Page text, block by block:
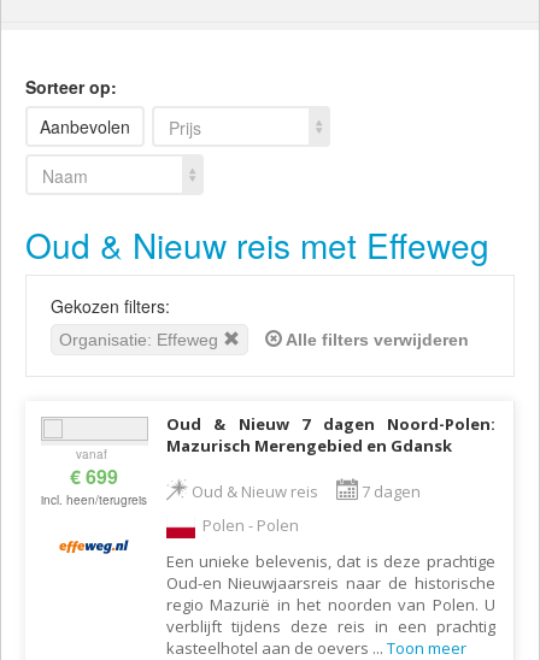
Sorteer op:
Aanbevolen
Prijs
Naam
Oud & Nieuw reis met Effeweg
Gekozen filters:
Organisatie: Effeweg Alle filters verwijderen
vanaf
€ 699
incl. heen/terugreis
Oud & Nieuw 7 dagen Noord-Polen:
Mazurisch Merengebied en Gdansk
Oud & Nieuw reis
7 dagen
Polen - Polen
Een unieke belevenis, dat is deze prachtige
Oud-en Nieuwjaarsreis naar de historische
regio Mazurië in het noorden van Polen. U
verblijft tijdens deze reis in een prachtig
kasteelhotel aan de oevers ... Toon meer